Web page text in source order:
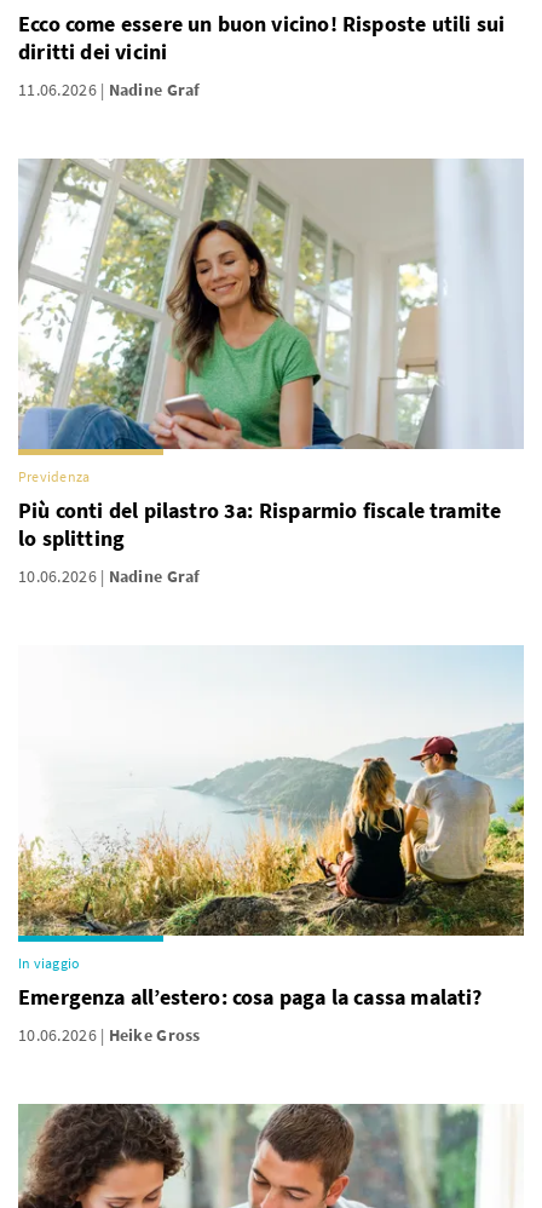
Ecco come essere un buon vicino! Risposte utili sui
diritti dei vicini
11.06.2026 Nadine Graf
Previdenza
Più conti del pilastro 3a: Risparmio fiscale tramite
lo splitting
10.06.2026 Nadine Graf
In viaggio
Emergenza all’estero: cosa paga la cassa malati?
10.06.2026 Heike Gross